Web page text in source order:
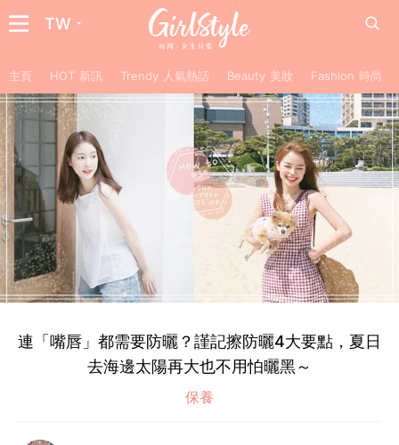
TW
主頁 HOT 新訊 Trendy 人氣熱話 Beauty 美妝 Fashion 時尚
連「嘴唇」都需要防曬？謹記擦防曬4大要點，夏日
去海邊太陽再大也不用怕曬黑～
保養